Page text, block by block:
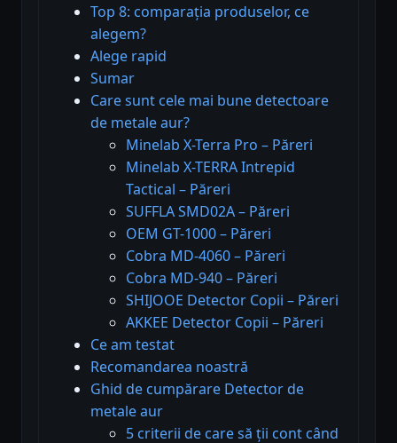
Top 8: comparația produselor, ce
alegem?
Alege rapid
Sumar
Care sunt cele mai bune detectoare
de metale aur?
Minelab X-Terra Pro – Păreri
Minelab X-TERRA Intrepid
Tactical – Păreri
SUFFLA SMD02A – Păreri
OEM GT-1000 – Păreri
Cobra MD-4060 – Păreri
Cobra MD-940 – Păreri
SHIJOOE Detector Copii – Păreri
AKKEE Detector Copii – Păreri
Ce am testat
Recomandarea noastră
Ghid de cumpărare Detector de
metale aur
5 criterii de care să ții cont când